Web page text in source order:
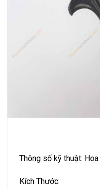
Thông số kỹ thuật:
Kích Thước: